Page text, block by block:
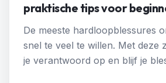
praktische tips voor
De meeste hardloopblessures
snel te veel te willen. Met deze
je verantwoord op en blijf je